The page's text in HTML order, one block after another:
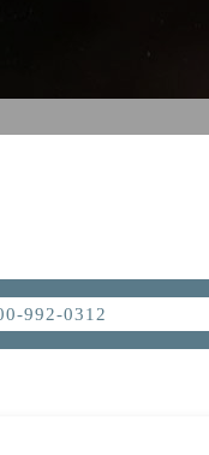
992-0312
806室（需提前预约）